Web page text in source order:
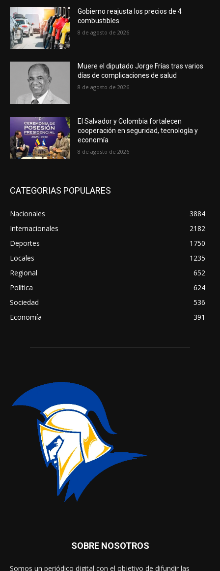
Gobierno reajusta los precios de 4
combustibles
8 de agosto de 2026
Muere el diputado Jorge Frías tras varios
días de complicaciones de salud
8 de agosto de 2026
El Salvador y Colombia fortalecen
cooperación en seguridad, tecnología y
economía
8 de agosto de 2026
CATEGORIAS POPULARES
Nacionales
3884
Internacionales
2182
Deportes
1750
Locales
1235
Regional
652
Política
624
Sociedad
536
Economía
391
SOBRE NOSOTROS
Somos un periódico digital con el objetivo de difundir las